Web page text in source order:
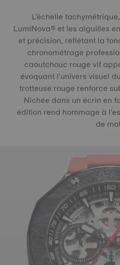
L’échelle
LumiNova® et les aiguilles
et précision, reflétant la
chronométrage
caoutchouc rouge vif
évoquant l’univers visuel
trotteuse rouge renforce
Nichée dans un écrin en
édition rend hommage à
de